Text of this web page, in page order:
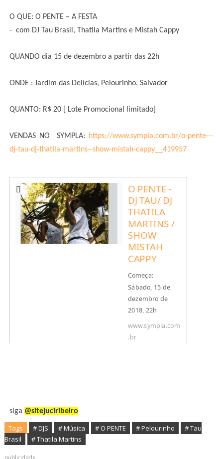
O QUE: O PENTE – A FESTA
- com DJ Tau Brasil, Thatila Martins e Mistah Cappy
QUANDO dia 15 de dezembro a partir das 22h
ONDE : Jardim das Delícias, Pelourinho, Salvador
QUANTO: R$ 20 [ Lote Promocional limitado]
VENDAS NO SYMPLA:
https://www.sympla.com.br/o-pente---
dj-tau-dj-thatila-martins--show-mistah-cappy__419957
O PENTE -
DJ TAU/ DJ
THATILA
MARTINS /
SHOW
MISTAH
CAPPY
Começa:
Sábado, 15 de
dezembro de
2018, 22h
Domingo, 16 de
www.sympla.com
.br

siga @sitejuciribeiro
Tags # DJS # Música # O PENTE # Pelourinho
# Tau
Brasil
# Thatila Martins